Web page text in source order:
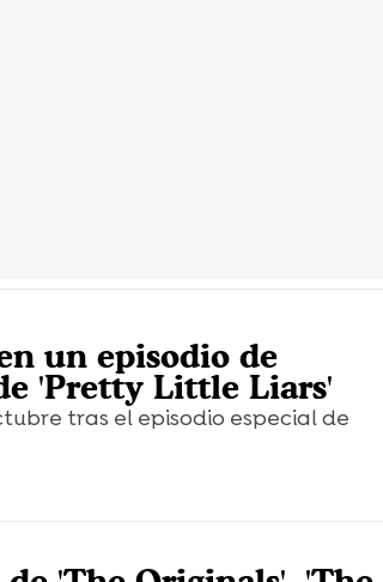
un episodio de
'Pretty Little Liars'
tras el episodio especial de